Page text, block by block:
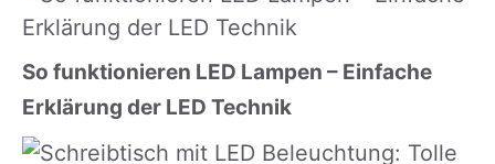
So funktionieren LED Lampen – Einfache
Erklärung der LED Technik